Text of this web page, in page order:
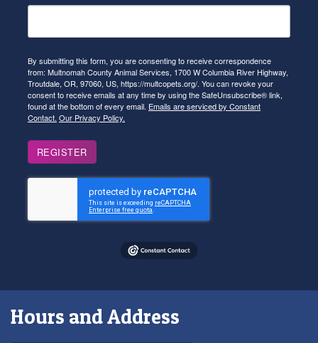
By submitting this form, you are consenting to receive correspondence
from: Multnomah County Animal Services, 1700 W Columbia River Highway,
Troutdale, OR, 97060, US, https://multcopets.org/. You can revoke your
consent to receive emails at any time by using the SafeUnsubscribe® link,
found at the bottom of every email. Emails are serviced by Constant
Contact. Our Privacy Policy.
REGISTER
Hours and Address